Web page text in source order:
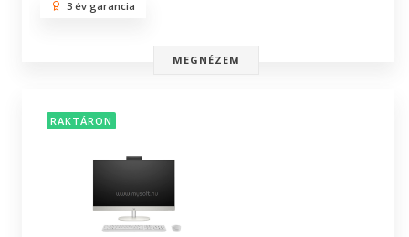
3 év garancia
MEGNÉZEM
RAKTÁRON